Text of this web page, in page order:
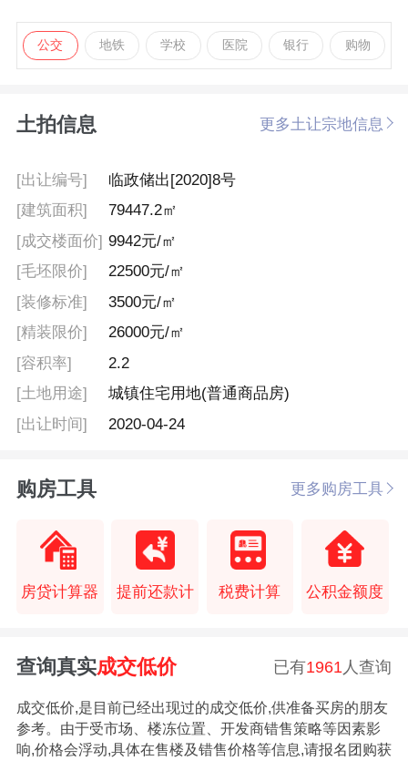
公交 地铁 学校 医院 银行 购物
土拍信息 更多土让宗地信息
[出让编号]
临政储出[2020]8号
[建筑面积]
79447.2㎡
[成交楼面价] 9942元/㎡
[毛坯限价]
22500元/㎡
[装修标准]
3500元/㎡
[精装限价]
26000元/㎡
[容积率]
2.2
[土地用途]
城镇住宅用地(普通商品房)
[出让时间]
2020-04-24
购房工具 更多购房工具
房贷计算器 提前还款计 税费计算 公积金额度
查询真实成交低价 已有1961 人查询
成交低价,是目前已经出现过的成交低价,供准备买房的朋友
参考。由于受市场、楼冻位置、开发商错售策略等因素影
响,价格会浮动,具体在售楼及错售价格等信息,请报名团购获